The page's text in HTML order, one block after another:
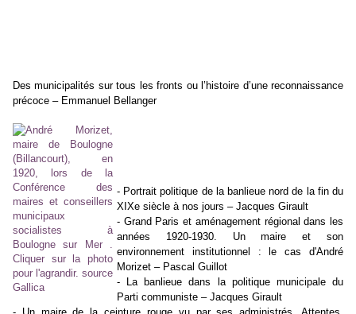
Des municipalités sur tous les fronts ou l’histoire d’une reconnaissance
précoce – Emmanuel Bellanger
- Portrait politique de la banlieue nord de la fin du
XIXe siècle à nos jours – Jacques Girault
- Grand Paris et aménagement régional dans les
années 1920-1930. Un maire et son
environnement institutionnel : le cas d'André
Morizet – Pascal Guillot
- La banlieue dans la politique municipale du
Parti communiste – Jacques Girault